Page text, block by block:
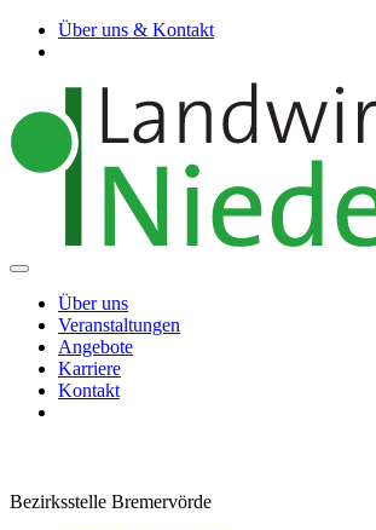
Über uns & Kontakt
Über uns
Veranstaltungen
Angebote
Karriere
Kontakt
Bezirksstelle Bremervörde